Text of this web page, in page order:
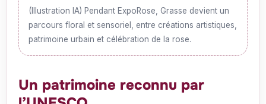
(Illustration IA) Pendant ExpoRose, Grasse devient un
parcours floral et sensoriel, entre créations artistiques,
patrimoine urbain et célébration de la rose.
Un patrimoine reconnu par